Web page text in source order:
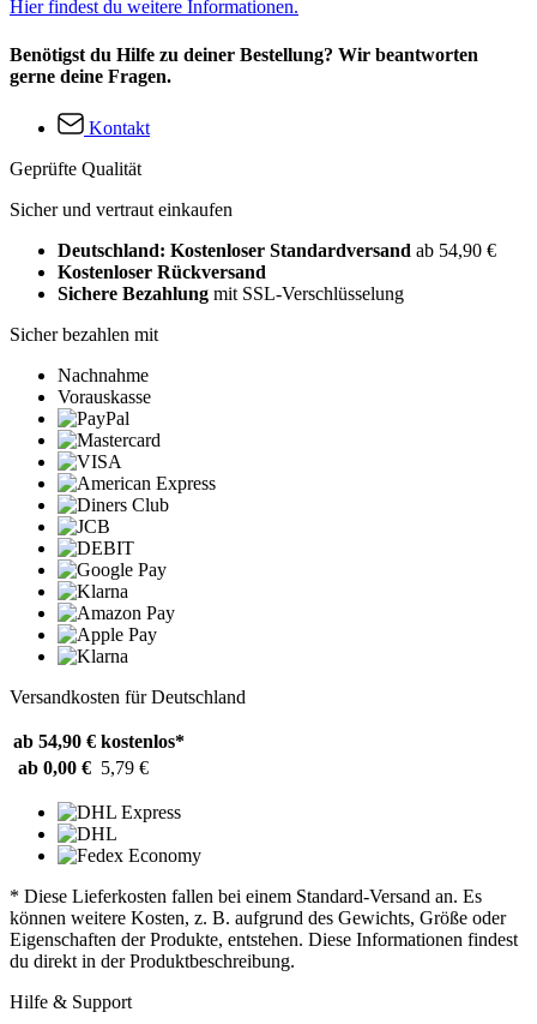
Hier findest du weitere Informationen.
Benötigst du Hilfe zu deiner Bestellung? Wir beantworten
gerne deine Fragen.
Kontakt
Geprüfte Qualität
Sicher und vertraut einkaufen
Deutschland: Kostenloser Standardversand ab 54,90 €
Kostenloser Rückversand
Sichere Bezahlung mit SSL-Verschlüsselung
Sicher bezahlen mit
Nachnahme
Vorauskasse
Versandkosten für Deutschland
ab 54,90 € kostenlos*
ab 0,00 € 5,79 €
* Diese Lieferkosten fallen bei einem Standard-Versand an. Es
können weitere Kosten, z. B. aufgrund des Gewichts, Größe oder
Eigenschaften der Produkte, entstehen. Diese Informationen findest
du direkt in der Produktbeschreibung.
Hilfe & Support